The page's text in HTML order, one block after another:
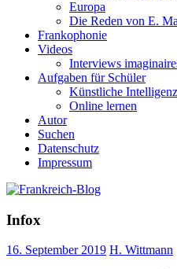
Europa
Die Reden von E.
Frankophonie
Videos
Interviews
Aufgaben für Schüler
Künstliche Intelligenz
Online lernen
Autor
Suchen
Datenschutz
Impressum
Infox
16. September 2019 H. Wittmann